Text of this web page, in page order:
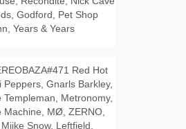
Godford, Pet Shop
Years & Years
Red Hot
Peppers, Gnarls Barkley,
Templeman, Metronomy,
Machine, MØ, ZERNO,
Snow, Leftfield,